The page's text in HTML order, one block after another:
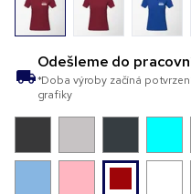
Odešleme do
*Doba výroby začíná
grafiky